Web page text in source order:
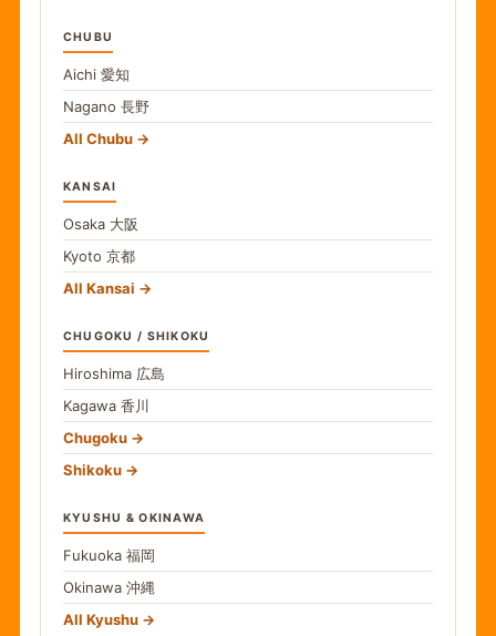
CHUBU
Aichi 愛知
Nagano 長野
All Chubu
KANSAI
Osaka 大阪
Kyoto 京都
All Kansai
CHUGOKU / SHIKOKU
Hiroshima 広島
Kagawa 香川
Chugoku
Shikoku
KYUSHU & OKINAWA
Fukuoka 福岡
Okinawa 沖縄
All Kyushu